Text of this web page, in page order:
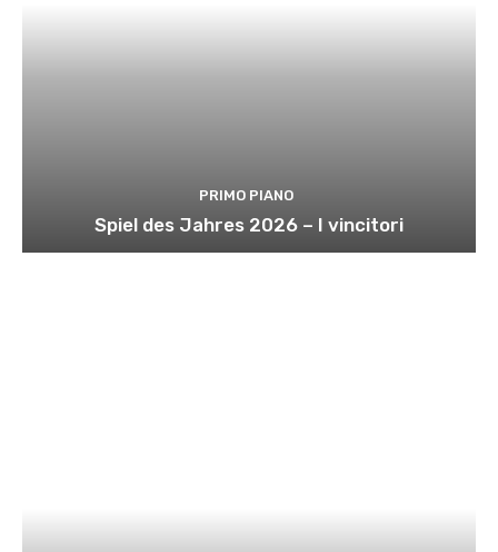
PRIMO PIANO
Spiel des Jahres 2026 – I vincitori